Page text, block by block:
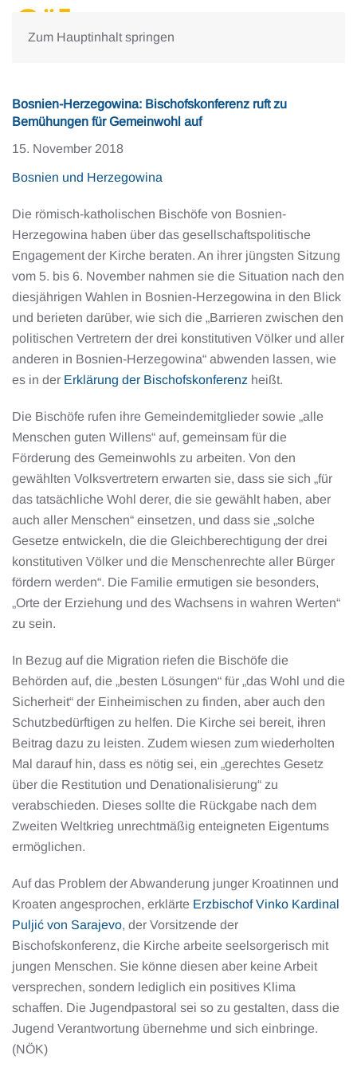
Zum Hauptinhalt springen
Bosnien-Herzegowina: Bischofskonferenz ruft zu
Bemühungen für Gemeinwohl auf
15. November 2018
Bosnien und Herzegowina
Die römisch-katholischen Bischöfe von Bosnien-
Herzegowina haben über das gesellschaftspolitische
Engagement der Kirche beraten. An ihrer jüngsten Sitzung
vom 5. bis 6. November nahmen sie die Situation nach den
diesjährigen Wahlen in Bosnien-Herzegowina in den Blick
und berieten darüber, wie sich die „Barrieren zwischen den
politischen Vertretern der drei konstitutiven Völker und aller
anderen in Bosnien-Herzegowina“ abwenden lassen, wie
es in der Erklärung der Bischofskonferenz heißt.
Die Bischöfe rufen ihre Gemeindemitglieder sowie „alle
Menschen guten Willens“ auf, gemeinsam für die
Förderung des Gemeinwohls zu arbeiten. Von den
gewählten Volksvertretern erwarten sie, dass sie sich „für
das tatsächliche Wohl derer, die sie gewählt haben, aber
auch aller Menschen“ einsetzen, und dass sie „solche
Gesetze entwickeln, die die Gleichberechtigung der drei
konstitutiven Völker und die Menschenrechte aller Bürger
fördern werden“. Die Familie ermutigen sie besonders,
„Orte der Erziehung und des Wachsens in wahren Werten“
zu sein.
In Bezug auf die Migration riefen die Bischöfe die
Behörden auf, die „besten Lösungen“ für „das Wohl und die
Sicherheit“ der Einheimischen zu finden, aber auch den
Schutzbedürftigen zu helfen. Die Kirche sei bereit, ihren
Beitrag dazu zu leisten. Zudem wiesen zum wiederholten
Mal darauf hin, dass es nötig sei, ein „gerechtes Gesetz
über die Restitution und Denationalisierung“ zu
verabschieden. Dieses sollte die Rückgabe nach dem
Zweiten Weltkrieg unrechtmäßig enteigneten Eigentums
ermöglichen.
Auf das Problem der Abwanderung junger Kroatinnen und
Kroaten angesprochen, erklärte Erzbischof Vinko Kardinal
Puljić von Sarajevo, der Vorsitzende der
Bischofskonferenz, die Kirche arbeite seelsorgerisch mit
jungen Menschen. Sie könne diesen aber keine Arbeit
versprechen, sondern lediglich ein positives Klima
schaffen. Die Jugendpastoral sei so zu gestalten, dass die
Jugend Verantwortung übernehme und sich einbringe.
(NÖK)